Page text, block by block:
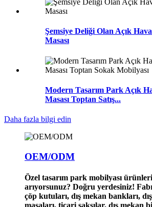
Şemsiye Deliği Olan Açık
Masası
Modern Tasarım Park Açık
Masası Toptan Satış...
Daha fazla bilgi edin
OEM/ODM
Özel tasarım park mobilyası
arıyorsunuz? Doğru yerdesiniz!
çöp kutuları, dış mekan bankları,
masaları, ticari saksılar, dış mekan